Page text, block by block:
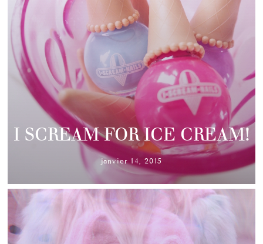
I SCREAM FOR ICE CREAM!
janvier 14, 2015